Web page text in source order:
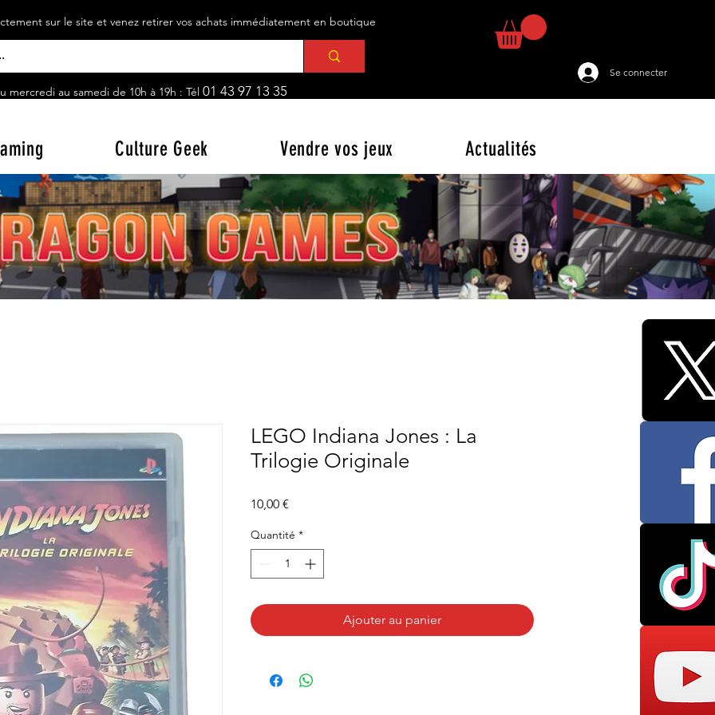
Se connecter
sur le site et venez retirer vos achats immédiatement en boutique
u mercredi au samedi de 10h à 19h : Tél 01 43 97 13 35
LEGO Indiana Jones : La
Trilogie Originale
10,00 €
Quantité *
Ajouter au panier
Culture Geek Vendre vos jeux Actualités